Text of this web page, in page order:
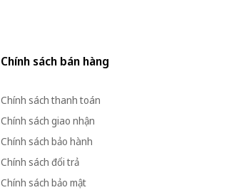
Chính sách bán hàng
Chính sách thanh toán
Chính sách giao nhận
Chính sách bảo hành
Chính sách đổi trả
Chính sách bảo mật